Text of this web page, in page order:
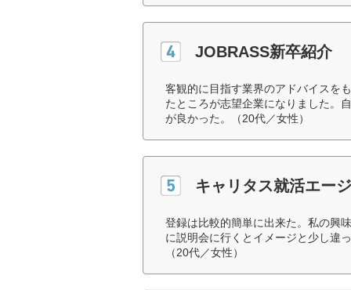
JOBRASS新卒紹介
客観的に目指す業界のアドバイスを
たところが志望企業になりました。
が良かった。（20代／女性）
キャリタス就活エー
登録は比較的簡単に出来た。私の興
に説明会に行くとイメージと少し違
（20代／女性）